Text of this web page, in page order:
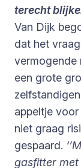
terecht
Van Dijk
dat het
vermogende
een grote
appeltje
niet graag
gespaard.
gasfitter met